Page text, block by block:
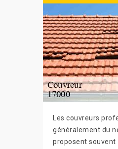
Les couvreurs
généralement du
proposent souvent